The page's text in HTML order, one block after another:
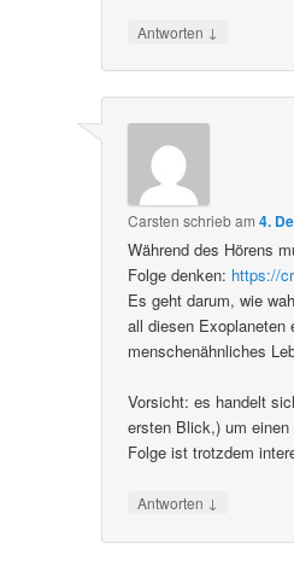
Antworten ↓
Carsten schriebam4.
Während des Hörens
Folge denken: https://
Es geht darum, wie
all diesen Exoplaneten
menschenähnliches
Vorsicht: es handelt
ersten Blick,) um
Folge ist trotzdem
Antworten ↓